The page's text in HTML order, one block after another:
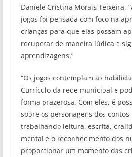
Daniele Cristina Morais Teixeira,
jogos foi pensada com foco na
crianças para que elas possam
recuperar de maneira lúdica e
aprendizagens.”
“Os jogos contemplam as
Currículo da rede municipal e
forma prazerosa. Com eles, é
sobre os personagens dos
trabalhando leitura, escrita,
mental e o reconhecimento dos
proporcionar um momento das